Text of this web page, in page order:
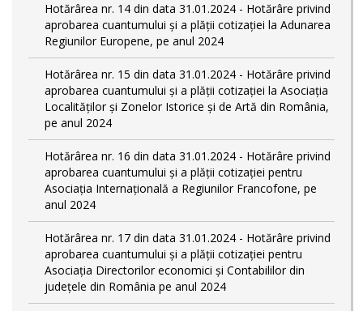
Hotărârea nr. 14 din data 31.01.2024 - Hotărâre privind
aprobarea cuantumului și a plății cotizației la Adunarea
Regiunilor Europene, pe anul 2024
Hotărârea nr. 15 din data 31.01.2024 - Hotărâre privind
aprobarea cuantumului și a plății cotizației la Asociația
Localităților și Zonelor Istorice și de Artă din România,
pe anul 2024
Hotărârea nr. 16 din data 31.01.2024 - Hotărâre privind
aprobarea cuantumului și a plății cotizației pentru
Asociația Internațională a Regiunilor Francofone, pe
anul 2024
Hotărârea nr. 17 din data 31.01.2024 - Hotărâre privind
aprobarea cuantumului și a plății cotizației pentru
Asociația Directorilor economici și Contabililor din
județele din România pe anul 2024